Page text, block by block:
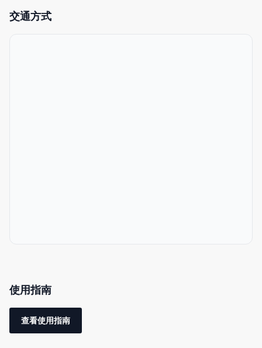
- 2DK，最多可入住5人
一进门，右手边是浴室。
左手门内是厨房与客厅餐厅。厨房备有基本炊具和调味料（盐、胡
椒、橄榄油），可自由使用。
交通方式
使用指南
查看使用指南